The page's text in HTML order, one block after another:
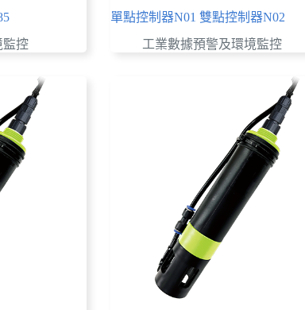
監控
單點控制器N01 雙點控制器N02
工業數據預警及環境監控